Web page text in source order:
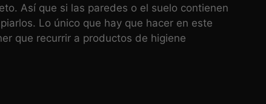
Así que si las paredes o el suelo contienen
Lo único que hay que hacer en este
que recurrir a productos de higiene